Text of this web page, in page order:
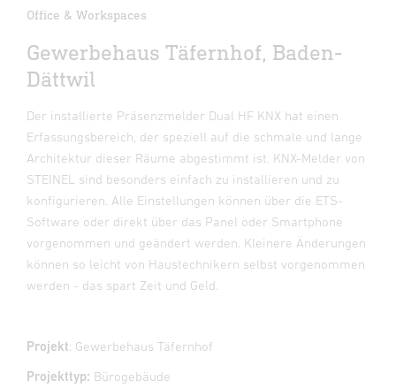
Office & Workspaces
Gewerbehaus Täfernhof, Baden-
Dättwil
Der installierte Präsenzmelder Dual HF KNX hat einen
Erfassungsbereich, der speziell auf die schmale und lange
Architektur dieser Räume abgestimmt ist. KNX-Melder von
STEINEL sind besonders einfach zu installieren und zu
konfigurieren. Alle Einstellungen können über die ETS-
Software oder direkt über das Panel oder Smartphone
vorgenommen und geändert werden. Kleinere Änderungen
können so leicht von Haustechnikern selbst vorgenommen
werden - das spart Zeit und Geld.
Projekt: Gewerbehaus Täfernhof
Projekttyp: Bürogebäude